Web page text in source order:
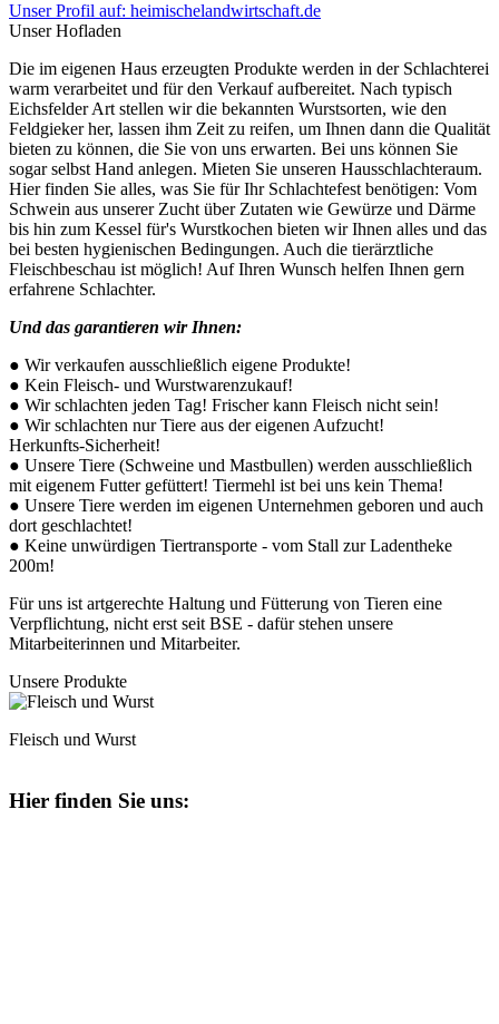
Unser Profil auf: heimischelandwirtschaft.de
Unser Hofladen
Die im eigenen Haus erzeugten Produkte werden in der Schlachterei
warm verarbeitet und für den Verkauf aufbereitet. Nach typisch
Eichsfelder Art stellen wir die bekannten Wurstsorten, wie den
Feldgieker her, lassen ihm Zeit zu reifen, um Ihnen dann die Qualität
bieten zu können, die Sie von uns erwarten. Bei uns können Sie
sogar selbst Hand anlegen. Mieten Sie unseren Hausschlachteraum.
Hier finden Sie alles, was Sie für Ihr Schlachtefest benötigen: Vom
Schwein aus unserer Zucht über Zutaten wie Gewürze und Därme
bis hin zum Kessel für's Wurstkochen bieten wir Ihnen alles und das
bei besten hygienischen Bedingungen. Auch die tierärztliche
Fleischbeschau ist möglich! Auf Ihren Wunsch helfen Ihnen gern
erfahrene Schlachter.
Und das garantieren wir Ihnen:
● Wir verkaufen ausschließlich eigene Produkte!
● Kein Fleisch- und Wurstwarenzukauf!
● Wir schlachten jeden Tag! Frischer kann Fleisch nicht sein!
● Wir schlachten nur Tiere aus der eigenen Aufzucht!
Herkunfts-Sicherheit!
● Unsere Tiere (Schweine und Mastbullen) werden ausschließlich
mit eigenem Futter gefüttert! Tiermehl ist bei uns kein Thema!
● Unsere Tiere werden im eigenen Unternehmen geboren und auch
dort geschlachtet!
● Keine unwürdigen Tiertransporte - vom Stall zur Ladentheke
200m!
Für uns ist artgerechte Haltung und Fütterung von Tieren eine
Verpflichtung, nicht erst seit BSE - dafür stehen unsere
Mitarbeiterinnen und Mitarbeiter.
Unsere Produkte
Fleisch und Wurst
Hier finden Sie uns: